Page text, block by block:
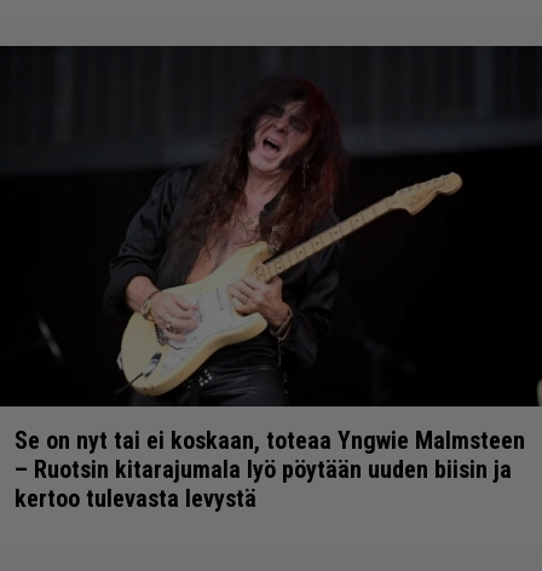
Se on nyt tai ei koskaan, toteaa Yngwie Malmsteen
– Ruotsin kitarajumala lyö pöytään uuden biisin ja
kertoo tulevasta levystä